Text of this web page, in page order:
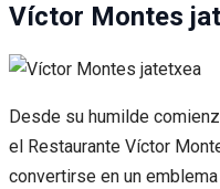
Víctor Montes
Desde su humilde
el Restaurante Víctor
convertirse en un